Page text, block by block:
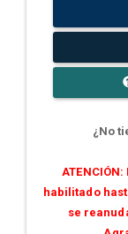
¿No
habilitado
se